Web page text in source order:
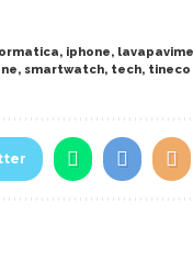
, iphone,
, smartwatch, tech, tineco